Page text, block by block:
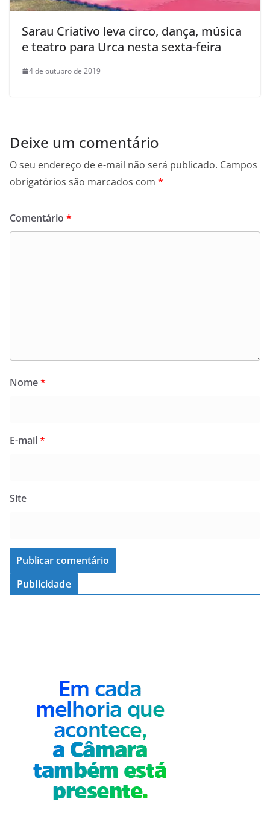
Sarau Criativo leva circo, dança, música
e teatro para Urca nesta sexta-feira
4 de outubro de 2019
Deixe um comentário
O seu endereço de e-mail não será publicado. Campos
obrigatórios são marcados com *
Comentário *
Nome*
E-mail*
Site
Publicidade